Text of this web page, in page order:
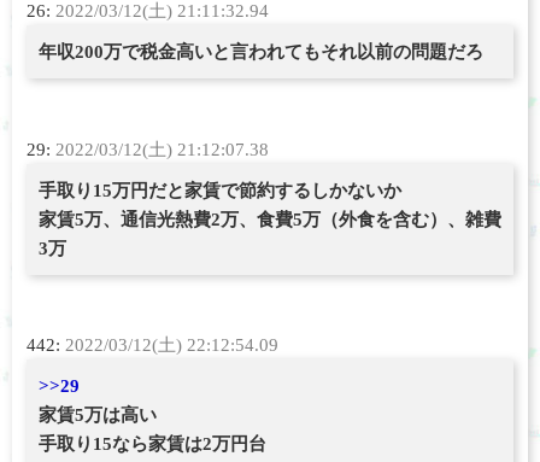
26: 2022/03/12(土) 21:11:32.94
年収200万で税金高いと言われてもそれ以前の問題だろ
29: 2022/03/12(土) 21:12:07.38
手取り15万円だと家賃で節約するしかないか
家賃5万、通信光熱費2万、食費5万（外食を含む）、雑費
3万
442: 2022/03/12(土) 22:12:54.09
>>29
家賃5万は高い
手取り15なら家賃は2万円台